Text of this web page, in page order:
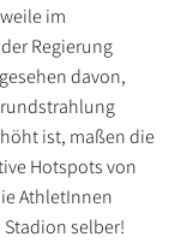
im
Regierung
davon,
ist, maßen die
Hotspots von
AthletInnen
selber!